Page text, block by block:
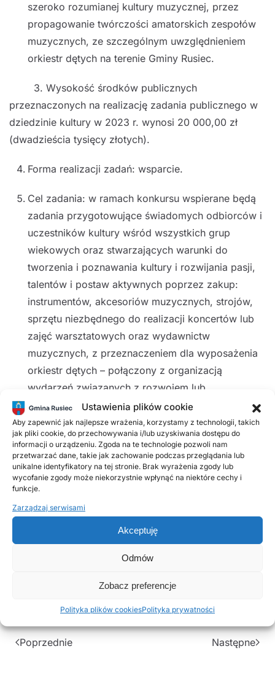
Ustawienia plików cookie
Aby zapewnić jak najlepsze wrażenia, korzystamy z technologii, takich
jak pliki cookie, do przechowywania i/lub uzyskiwania dostępu do
informacji o urządzeniu. Zgoda na te technologie pozwoli nam
przetwarzać dane, takie jak zachowanie podczas przeglądania lub
unikalne identyfikatory na tej stronie. Brak wyrażenia zgody lub
wycofanie zgody może niekorzystnie wpłynąć na niektóre cechy i
funkcje.
Zarządzaj serwisami
Akceptuję
Odmów
Zobacz preferencje
Polityka plików cookiesPolityka prywatności
szeroko rozumianej kultury muzycznej, przez
propagowanie twórczości amatorskich zespołów
muzycznych, ze szczególnym uwzględnieniem
orkiestr dętych na terenie Gminy Rusiec.
3. Wysokość środków publicznych
przeznaczonych na realizację zadania publicznego w
dziedzinie kultury w 2023 r. wynosi 20 000,00 zł
(dwadzieścia tysięcy złotych).
Forma realizacji zadań: wsparcie.
Cel zadania: w ramach konkursu wspierane będą
zadania przygotowujące świadomych odbiorców i
uczestników kultury wśród wszystkich grup
wiekowych oraz stwarzających warunki do
tworzenia i poznawania kultury i rozwijania pasji,
talentów i postaw aktywnych poprzez zakup:
instrumentów, akcesoriów muzycznych, strojów,
sprzętu niezbędnego do realizacji koncertów lub
zajęć warsztatowych oraz wydawnictw
muzycznych, z przeznaczeniem dla wyposażenia
orkiestr dętych – połączony z organizacją
wydarzeń związanych z rozwojem lub
popularyzacją działalności orkiestr dętych (np.
warsztatów, szkoleń, spotkań, przeglądów).
W ramach niniejszego otwartego konkursu ofert
każdy podmiot może złożyć maksymalnie 1 ofertę.
ZAŁĄCZNIKI
konkurs orkiestra.pdf
Pobierz
Poprzednie Następne